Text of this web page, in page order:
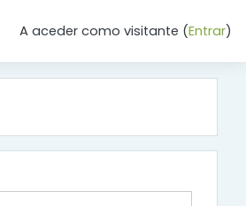
A aceder como visitante (Entrar)